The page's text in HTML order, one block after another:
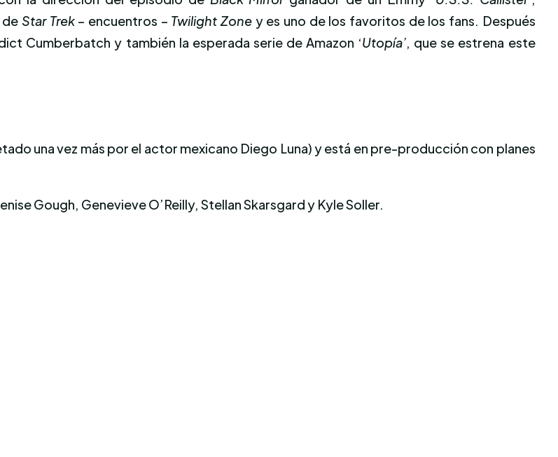
deStar Trek– encuentros – Twilight Zone y es uno de los favoritos de los fans. Después
Cumberbatch y también la esperada serie de Amazon ‘Utopía’, que se estrena este
una vez más por el actor mexicano Diego Luna) y está en pre-producción con planes
Gough, Genevieve O’Reilly, Stellan Skarsgard y Kyle Soller.